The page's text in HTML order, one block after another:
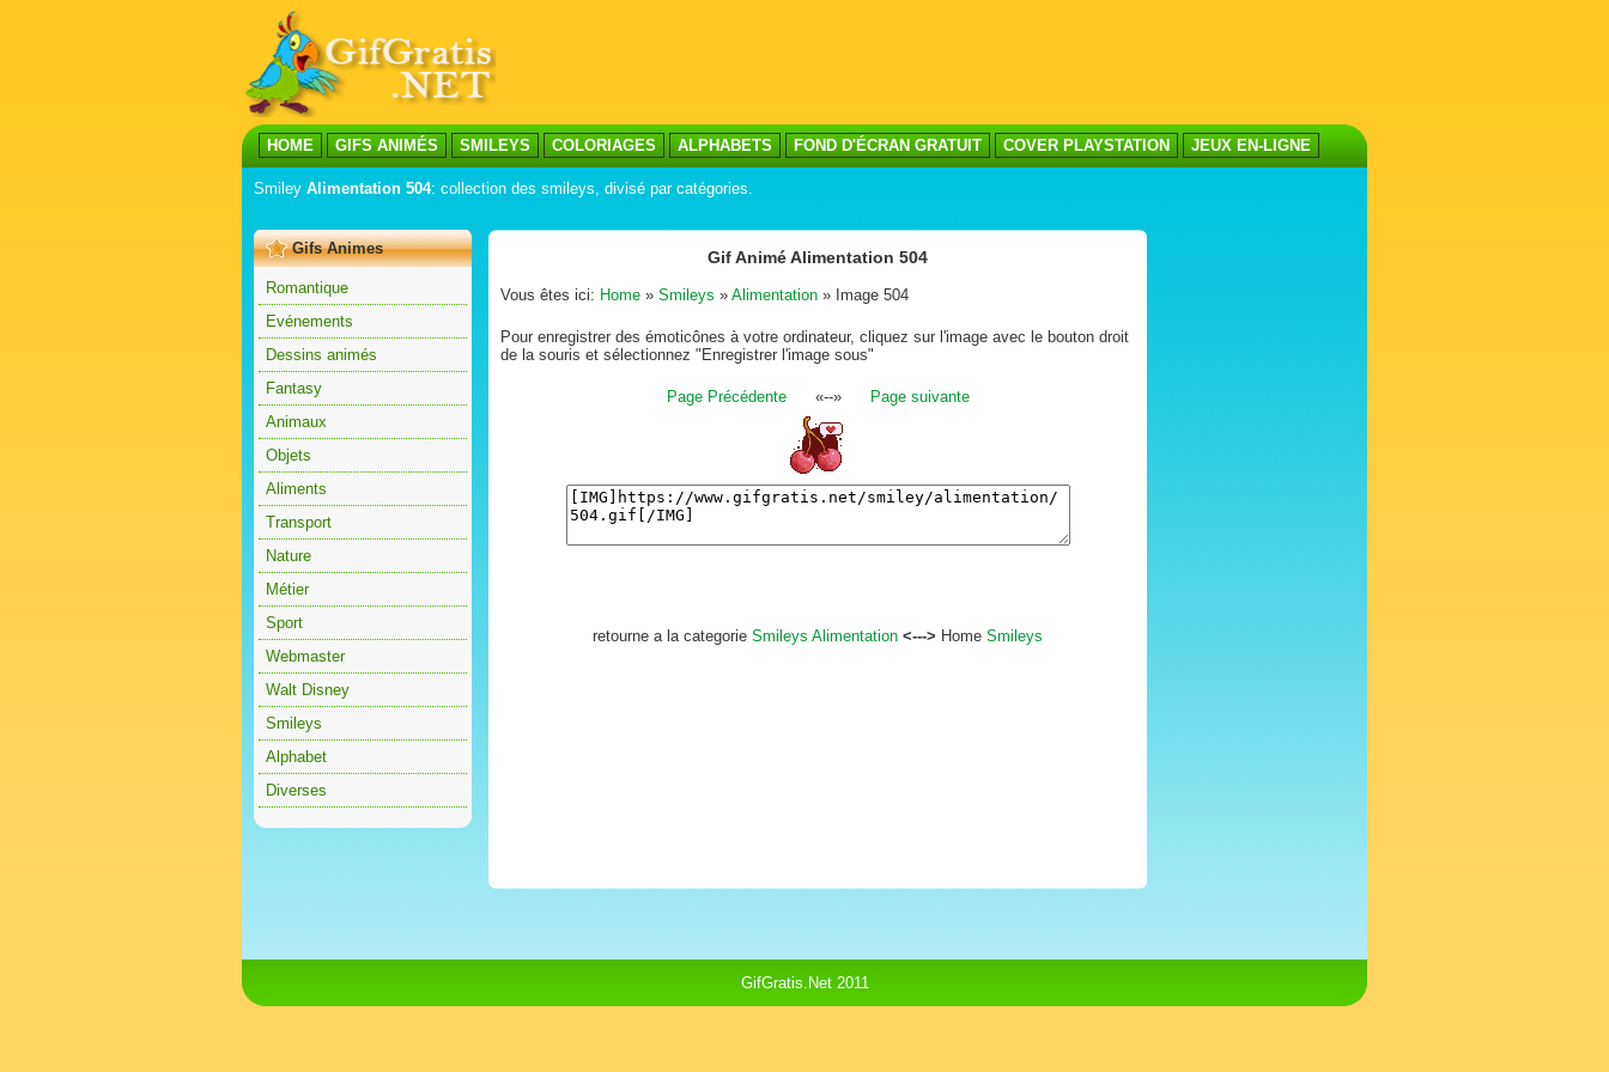
HOME GIFS ANIMÉS SMILEYS COLORIAGES ALPHABETS FOND D'ÉCRAN GRATUIT COVER PLAYSTATION JEUX EN-LIGNE
Smiley Alimentation 504: collection des smileys, divisé par catégories.
Gifs Animes
Romantique
Evénements
Dessins animés
Fantasy
Animaux
Objets
Aliments
Transport
Nature
Métier
Sport
Webmaster
Walt Disney
Smileys
Alphabet
Diverses
Gif Animé Alimentation 504
Vous êtes ici: Home » Smileys » Alimentation » Image 504
Pour enregistrer des émoticônes à votre ordinateur, cliquez sur l'image avec le bouton droit
de la souris et sélectionnez "Enregistrer l'image sous"
Page Précédente«--» Page suivante
retourne a la categorie Smileys Alimentation <---> Home Smileys
GifGratis.Net 2011